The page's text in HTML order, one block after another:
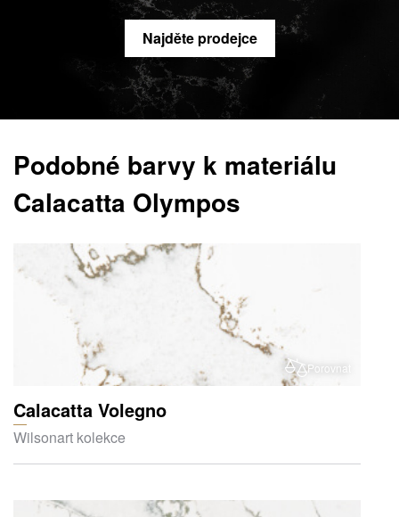
Najděte prodejce
Podobné barvy k materiálu
Calacatta Olympos
Porovnat
Calacatta Volegno
Wilsonart kolekce